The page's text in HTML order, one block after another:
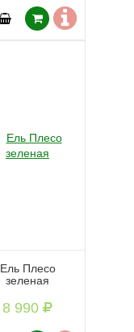
Ель Плесо
зеленая
8 990